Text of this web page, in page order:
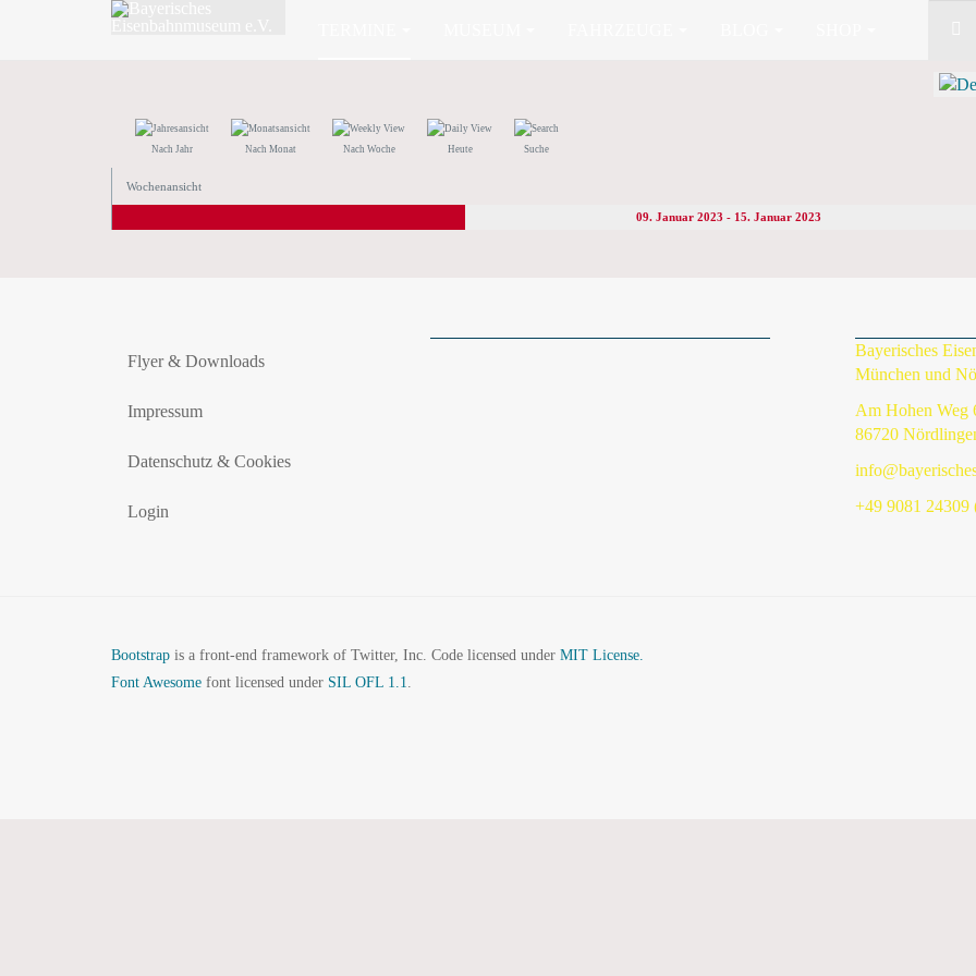
Nach Jahr Nach Monat Nach Woche Heute Suche
Wochenansicht
09. Januar 2023 - 15. Januar 2023
Flyer & Downloads
Impressum
Datenschutz & Cookies
Login
Bayerisches
München und
Am Hohen Weg
86720
+49 9081 24309
Bootstrap is a front-end framework of Twitter, Inc. Code licensed under MIT License.
Font Awesome font licensed under SIL OFL 1.1.